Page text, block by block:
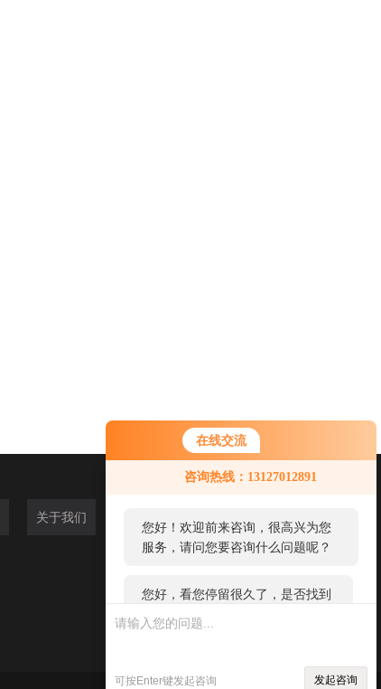
在线交流
咨询热线：13127012891
您好！欢迎前来咨询，很高兴为您
服务，请问您要咨询什么问题呢？
您好，看您停留很久了，是否找到
了需求产品，您可以直接在线与我
可按Enter键发起咨询 发起咨询
关于我们